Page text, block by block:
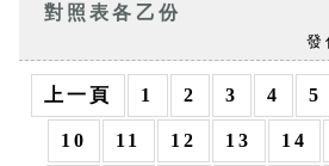
對照表各乙份
上一頁 1 2 3 4 5
10 11 12 13 14